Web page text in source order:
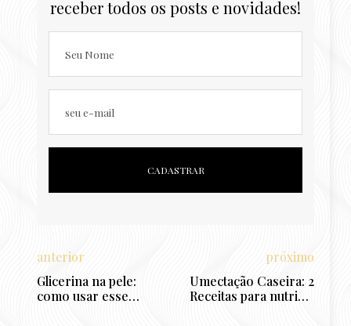
receber todos os posts e novidades!
Seu Nome
seu e-mail
anterior
Glicerina na pele:
como usar esse
próximo
Umectação Caseira: 2
Receitas para nutrir e